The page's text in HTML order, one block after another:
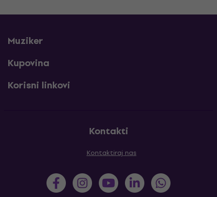
Muziker
Kupovina
Korisni linkovi
Kontakti
Kontaktiraj nas